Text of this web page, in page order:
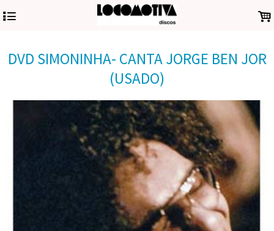
4 .
DVD SIMONINHA- CANTA JORGE BEN JOR
(USADO)